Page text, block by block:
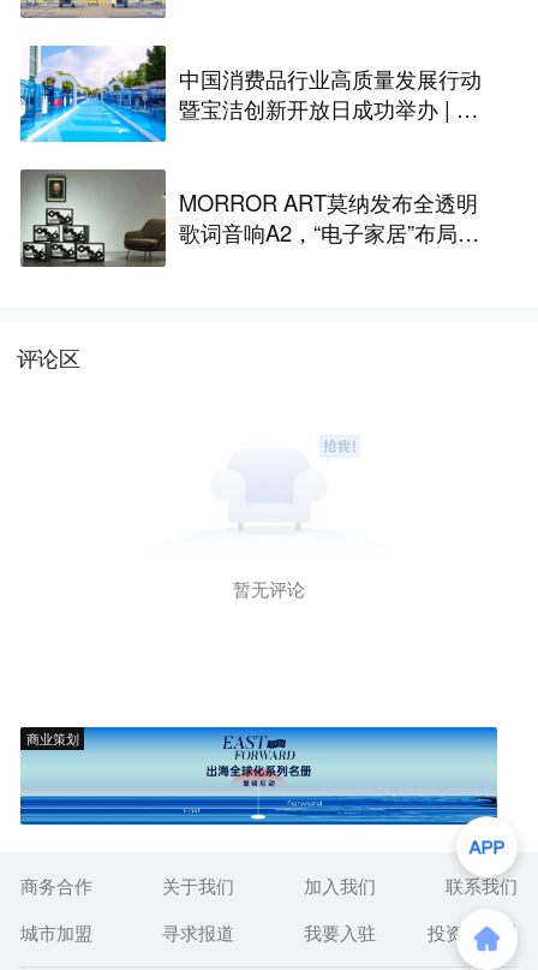
中国消费品行业高质量发展行动
暨宝洁创新开放日成功举办 | 最
MORROR ART莫纳发布全透明
歌词音响A2，“电子家居”布局更
评论区
暂无评论
商业策划
商务合作 关于我们 加入我们
联系我们
城市加盟
寻求报道 我要入驻 投资者关系